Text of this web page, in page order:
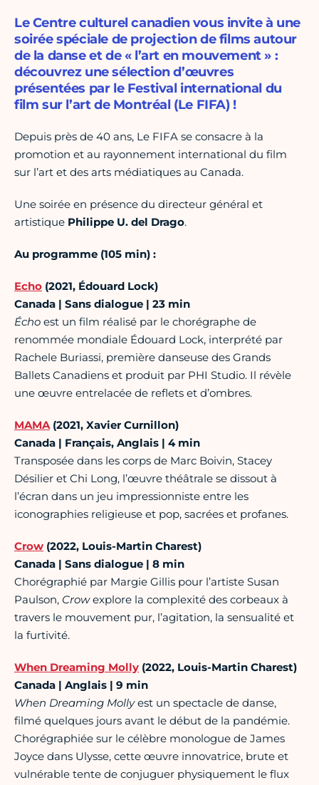
Le Centre culturel canadien vous invite à une
soirée spéciale de projection de films autour
de la danse et de « l’art en mouvement » :
découvrez une sélection d’œuvres
présentées par le Festival international du
film sur l’art de Montréal (Le FIFA) !
Depuis près de 40 ans, Le FIFA se consacre à la
promotion et au rayonnement international du film
sur l’art et des arts médiatiques au Canada.
Une soirée en présence du directeur général et
artistique Philippe U. del Drago.
Au programme (105 min) :
Echo (2021, Édouard Lock)
Canada | Sans dialogue | 23 min
Écho est un film réalisé par le chorégraphe de
renommée mondiale Édouard Lock, interprété par
Rachele Buriassi, première danseuse des Grands
Ballets Canadiens et produit par PHI Studio. Il révèle
une œuvre entrelacée de reflets et d’ombres.
MAMA(2021, Xavier Curnillon)
Canada | Français, Anglais | 4 min
Transposée dans les corps de Marc Boivin, Stacey
Désilier et Chi Long, l’œuvre théâtrale se dissout à
l’écran dans un jeu impressionniste entre les
iconographies religieuse et pop, sacrées et profanes.
Crow (2022, Louis-Martin Charest)
Canada | Sans dialogue | 8 min
Chorégraphié par Margie Gillis pour l’artiste Susan
Paulson, Crowexplore la complexité des corbeaux à
travers le mouvement pur, l’agitation, la sensualité et
la furtivité.
When Dreaming Molly (2022, Louis-Martin Charest)
Canada | Anglais | 9 min
When Dreaming Mollyest un spectacle de danse,
filmé quelques jours avant le début de la pandémie.
Chorégraphiée sur le célèbre monologue de James
Joyce dans Ulysse, cette œuvre innovatrice, brute et
vulnérable tente de conjuguer physiquement le flux